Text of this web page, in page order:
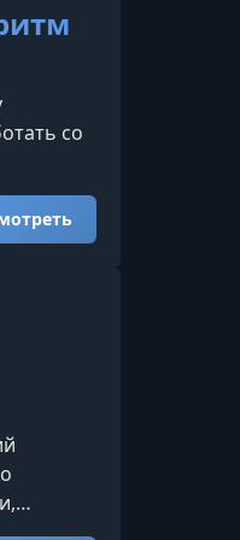
со
собой
и